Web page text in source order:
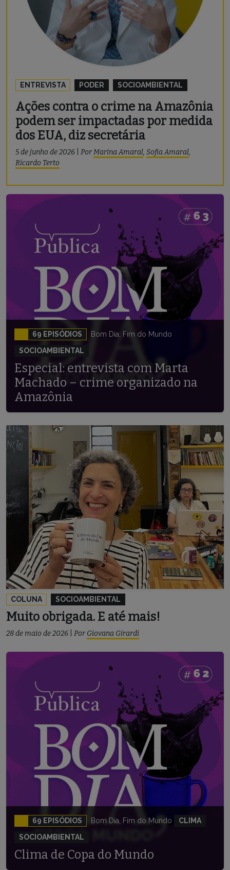
ENTREVISTA PODER SOCIOAMBIENTAL
Ações contra o crime na Amazônia
podem ser impactadas por medida
dos EUA, diz secretária
5 de junho de 2026 PorMarina Amaral, Sofia Amaral,
Ricardo Terto
69 EPISÓDIOS
Bom Dia, Fim do Mundo
SOCIOAMBIENTAL
Especial: entrevista com Marta
Machado – crime organizado na
Amazônia
COLUNA SOCIOAMBIENTAL
Muito obrigada. E até mais!
28 de maio de 2026 Por Giovana Girardi
69 EPISÓDIOS Bom Dia, Fim do Mundo
CLIMA
SOCIOAMBIENTAL
Clima de Copa do Mundo